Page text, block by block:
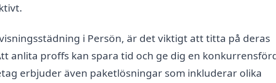
i Persön, är det viktigt att titta på deras
anlita proffs kan spara tid och ge dig en
erbjuder även paketlösningar som inkluderar olika